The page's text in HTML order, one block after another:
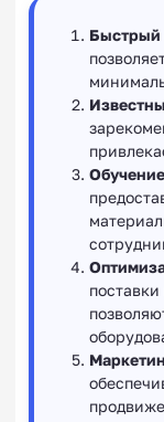
Быстрый